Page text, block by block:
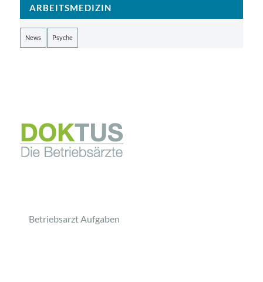
ARBEITSMEDIZIN
News Psyche
Betriebsarzt Aufgaben